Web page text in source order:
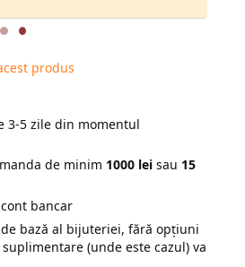
produs
3-5 zile din momentul
de minim 1000 lei sau 15
bancar
bază al bijuteriei, fără opțiuni
(unde este cazul) va